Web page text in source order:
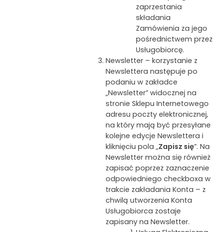
zaprzestania
składania
Zamówienia za jego
pośrednictwem przez
Usługobiorcę.
Newsletter – korzystanie z
Newslettera następuje po
podaniu w zakładce
„Newsletter” widocznej na
stronie Sklepu Internetowego
adresu poczty elektronicznej,
na który mają być przesyłane
kolejne edycje Newslettera i
kliknięciu pola „Zapisz się”. Na
Newsletter można się również
zapisać poprzez zaznaczenie
odpowiedniego checkboxa w
trakcie zakładania Konta – z
chwilą utworzenia Konta
Usługobiorca zostaje
zapisany na Newsletter.